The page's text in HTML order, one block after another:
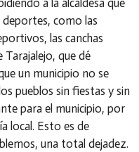
a la alcaldesa que
deportes, como las
las canchas
que dé
un municipio no se
pueblos sin fiestas y sin
para el municipio, por
local. Esto es de
una total dejadez.